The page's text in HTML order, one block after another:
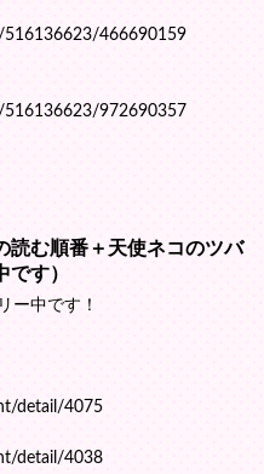
516136623/466690159
516136623/972690357
読む順番＋天使ネコのツバ
す）
ー中です！
detail/4075
detail/4038